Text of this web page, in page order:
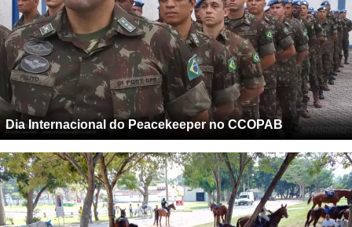
Dia Internacional do Peacekeeper no CCOPAB